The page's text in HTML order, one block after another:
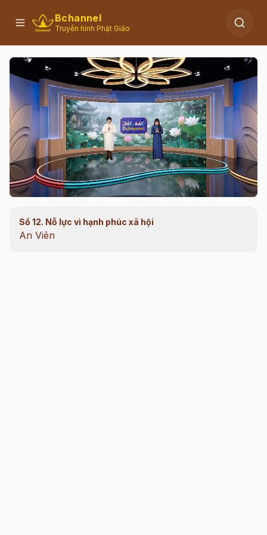
Bchannel
Truyền hình Phật Giáo
00:16/41:38
Số 12. Nỗ lực vì hạnh phúc xã hội
An Viên